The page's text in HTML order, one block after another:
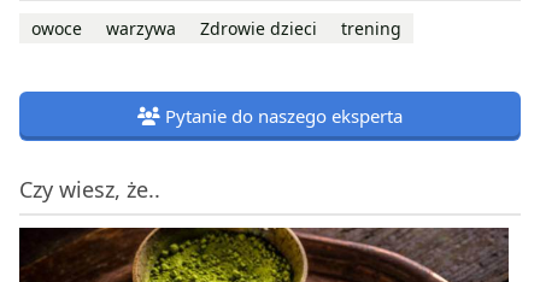
owoce warzywa Zdrowie dzieci trening
Pytanie do naszego eksperta
Czy wiesz, że..